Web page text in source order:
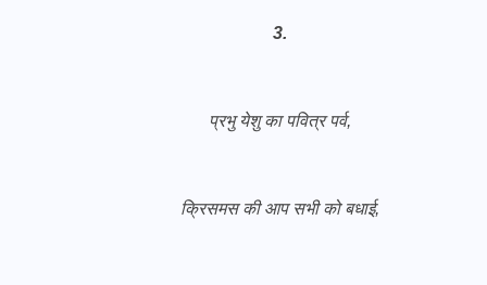
3.
प्रभु येशु का पवित्र पर्व,
क्रिसमस की आप सभी को बधाई,